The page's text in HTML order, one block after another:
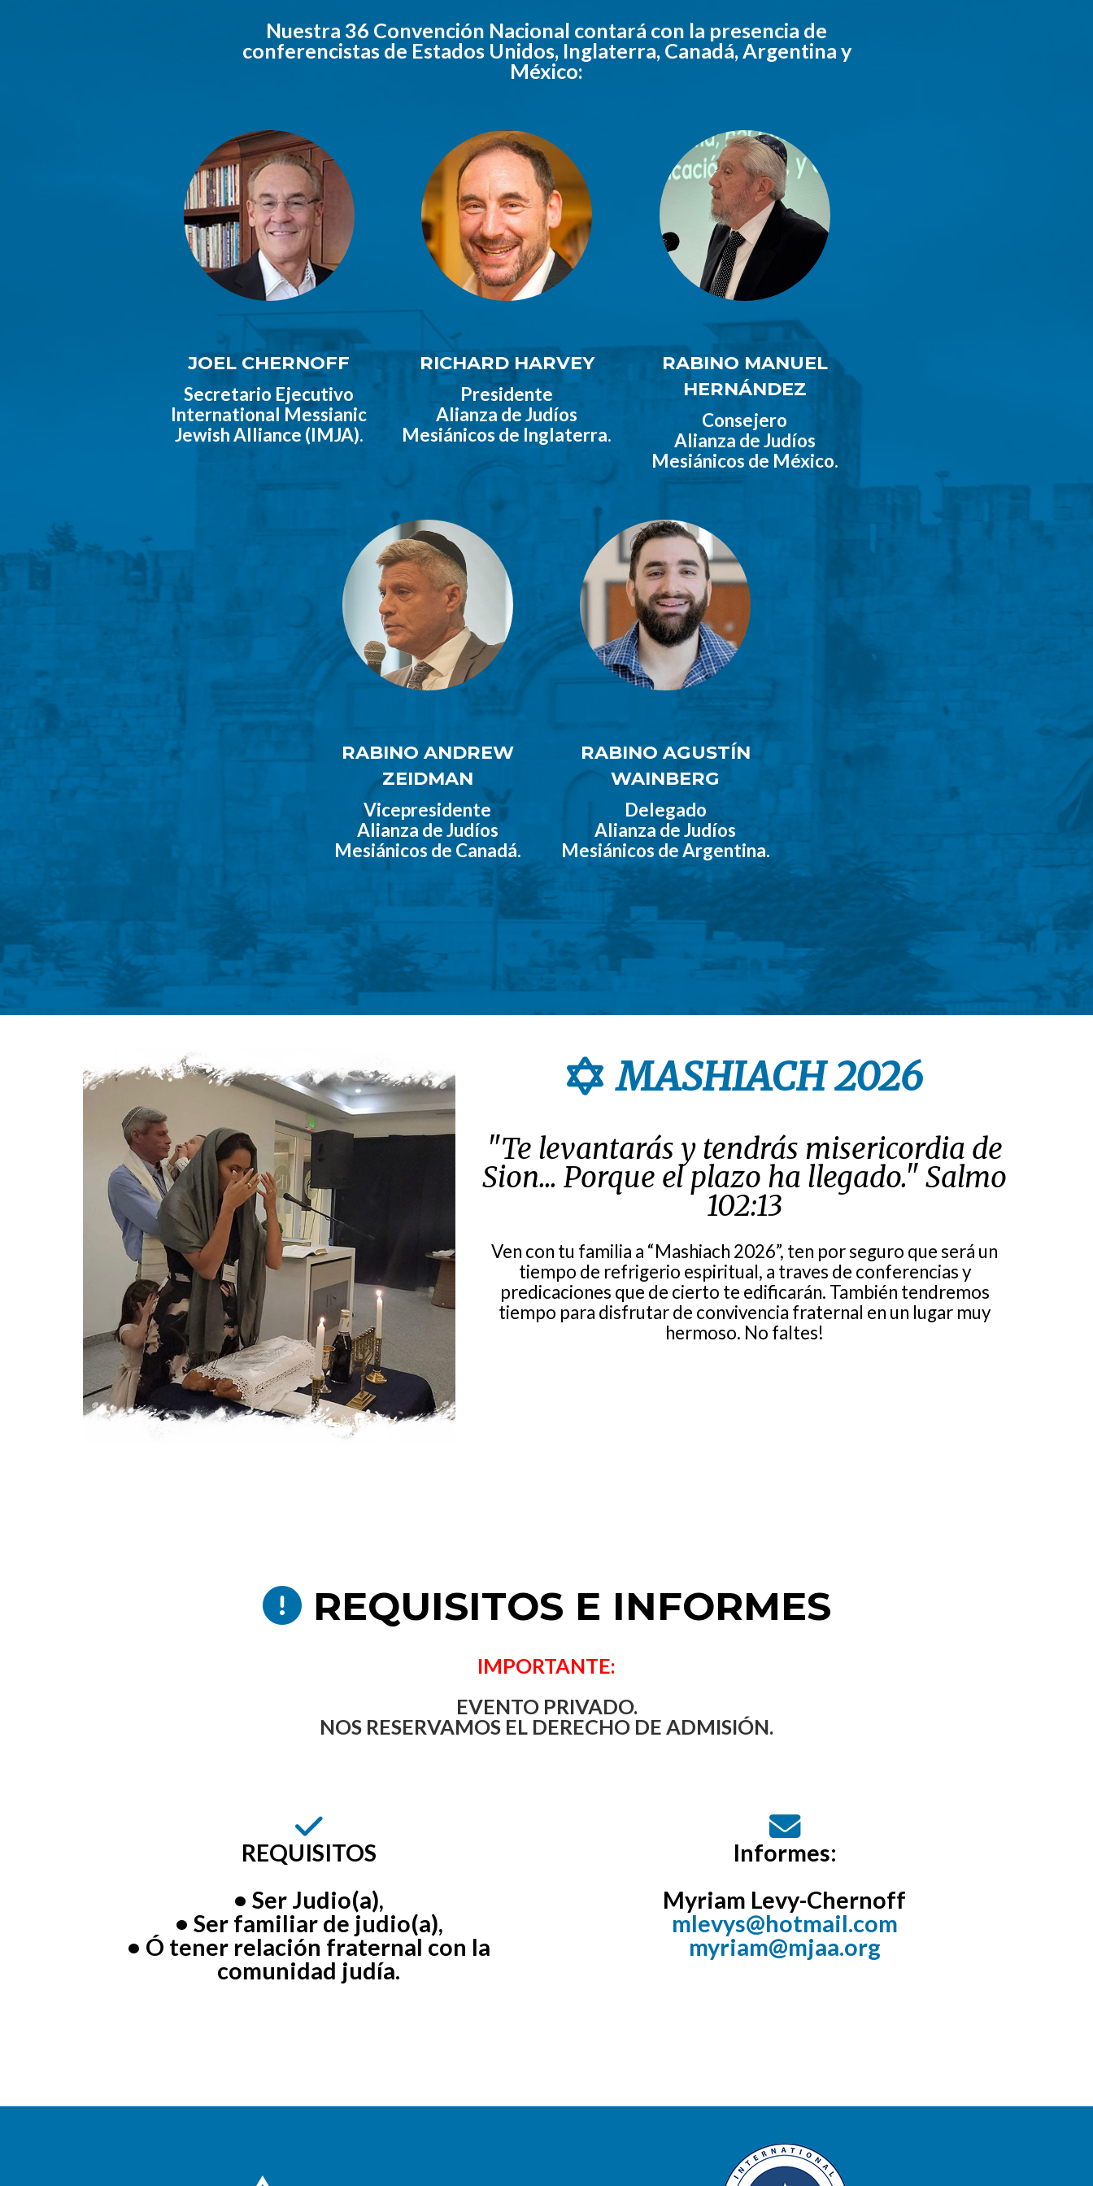
Nuestra 36 Convención Nacional contará con la presencia de
conferencistas de Estados Unidos, Inglaterra, Canadá, Argentina y
México:
JOEL CHERNOFF
Secretario Ejecutivo
International Messianic
Jewish Alliance (IMJA).
RICHARD HARVEY
Presidente
Alianza de Judíos
Mesiánicos de Inglaterra.
RABINO MANUEL
HERNÁNDEZ
Consejero
Alianza de Judíos
Mesiánicos de México.
RABINO ANDREW
ZEIDMAN
Vicepresidente
Alianza de Judíos
Mesiánicos de Canadá.
RABINO AGUSTÍN
WAINBERG
Delegado
Alianza de Judíos
Mesiánicos de Argentina.
MASHIACH 2026
"Te levantarás y tendrás misericordia de
Sion... Porque el plazo ha llegado."Salmo
102:13
Ven con tu familia a “Mashiach 2026”, ten por seguro que será un
tiempo de refrigerio espiritual, a traves de conferencias y
predicaciones que de cierto te edificarán. También tendremos
tiempo para disfrutar de convivencia fraternal en un lugar muy
hermoso. No faltes!
REQUISITOS E INFORMES
IMPORTANTE:
EVENTO PRIVADO.
NOS RESERVAMOS EL DERECHO DE ADMISIÓN.
REQUISITOS
• Ser Judio(a),
• Ser familiar de judio(a),
• Ó tener relación fraternal con la
comunidad judía.
Informes:
Myriam Levy-Chernoff
mlevys@hotmail.com
myriam@mjaa.org